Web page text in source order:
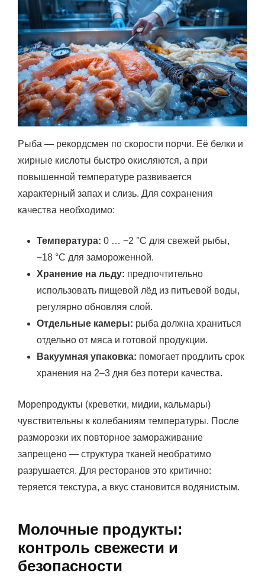
Рыба — рекордсмен по скорости порчи. Её белки и
жирные кислоты быстро окисляются, а при
повышенной температуре развивается
характерный запах и слизь. Для сохранения
качества необходимо:
Температура: 0 … −2 °C для свежей рыбы,
−18 °C для замороженной.
Хранение на льду: предпочтительно
использовать пищевой лёд из питьевой воды,
регулярно обновляя слой.
Отдельные камеры: рыба должна храниться
отдельно от мяса и готовой продукции.
Вакуумная упаковка: помогает продлить срок
хранения на 2–3 дня без потери качества.
Морепродукты (креветки, мидии, кальмары)
чувствительны к колебаниям температуры. После
разморозки их повторное замораживание
запрещено — структура тканей необратимо
разрушается. Для ресторанов это критично:
теряется текстура, а вкус становится водянистым.
Молочные продукты:
контроль свежести и
безопасности